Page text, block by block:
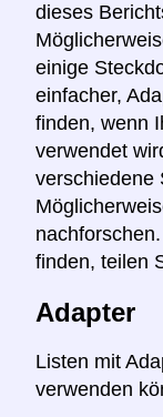
dieses
einige
einfacher,
finden, wenn
verwendet
verschiedene
finden, teilen
Adapter
Listen mit
verwenden